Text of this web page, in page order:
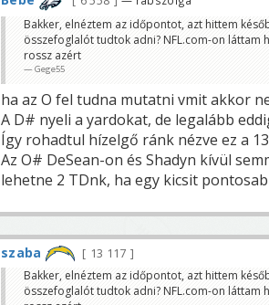
Bakker, elnéztem az időpontot, azt hittem
összefoglalót tudtok adni? NFL.com-on láttam
rossz azért
Gege55
ha az O fel tudna mutatni vmit akkor
A D# nyeli a yardokat, de legalább
Így rohadtul hízelgő ránk nézve ez a
Az O# DeSean-on és Shadyn kívül
lehetne 2 TDnk, ha egy kicsit
szaba
13 117
Bakker, elnéztem az időpontot, azt hittem
összefoglalót tudtok adni? NFL.com-on láttam